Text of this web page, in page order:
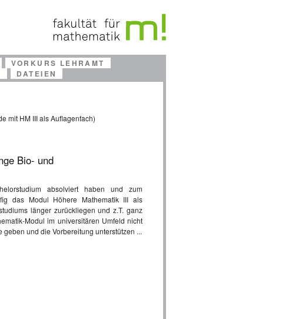
VORKURS LEHRAMT
DATEIEN
mit HM III als Auflagenfach)
Bio- und
absolviert haben und zum
das Modul Höhere Mathematik III als
länger zurückliegen und z.T. ganz
Modul im universitären Umfeld nicht
und die Vorbereitung unterstützen ...